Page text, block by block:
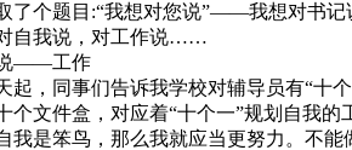
了个题目:“我想对您说”——我想对书记
自我说，对工作说……
——工作
，同事们告诉我学校对辅导员有“十
个文件盒，对应着“十个一”规划自我的
我是笨鸟，那么我就应当更努力。不能